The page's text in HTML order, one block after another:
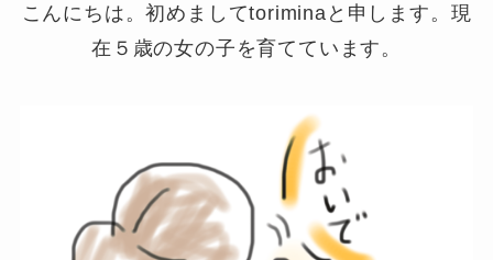
こんにちは。初めましてtoriminaと申します。現
在５歳の女の子を育てています。